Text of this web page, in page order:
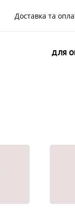
Доставка та
ДЛЯ